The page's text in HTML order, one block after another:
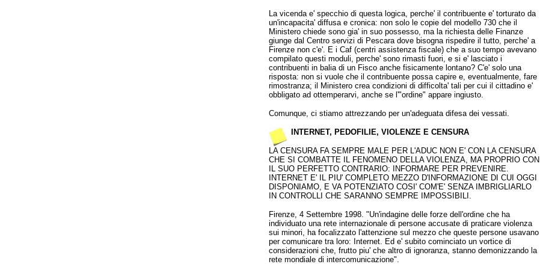
La vicenda e' specchio di questa logica, perche' il contribuente e' torturato da
un'incapacita' diffusa e cronica: non solo le copie del modello 730 che il
Ministero chiede sono gia' in suo possesso, ma la richiesta delle Finanze
giunge dal Centro servizi di Pescara dove bisogna rispedire il tutto, perche' a
Firenze non c'e'. E i Caf (centri assistenza fiscale) che a suo tempo avevano
compilato questi moduli, perche' sono rimasti fuori, e si e' lasciato i
contribuenti in balia di un Fisco anche fisicamente lontano? C'e' solo una
risposta: non si vuole che il contribuente possa capire e, eventualmente, fare
rimostranza; il Ministero crea condizioni di difficolta' tali per cui il cittadino e'
obbligato ad ottemperarvi, anche se l'"ordine" appare ingiusto.
Comunque, ci stiamo attrezzando per un'adeguata difesa dei vessati.
INTERNET, PEDOFILIE, VIOLENZE E CENSURA
LA CENSURA FA SEMPRE MALE PER L'ADUC NON E' CON LA CENSURA
CHE SI COMBATTE IL FENOMENO DELLA VIOLENZA, MA PROPRIO CON
IL SUO PERFETTO CONTRARIO: INFORMARE PER PREVENIRE.
INTERNET E' IL PIU' COMPLETO MEZZO D'INFORMAZIONE DI CUI OGGI
DISPONIAMO, E VA POTENZIATO COSI' COM'E' SENZA IMBRIGLIARLO
IN CONTROLLI CHE SARANNO SEMPRE IMPOSSIBILI.
Firenze, 4 Settembre 1998. "Un'indagine delle forze dell'ordine che ha
individuato una rete internazionale di persone accusate di praticare violenza
sui minori, ha focalizzato l'attenzione sul mezzo che queste persone usavano
per comunicare tra loro: Internet. Ed e' subito cominciato un vortice di
considerazioni che, frutto piu' che altro di ignoranza, stanno demonizzando la
rete mondiale di intercomunicazione".